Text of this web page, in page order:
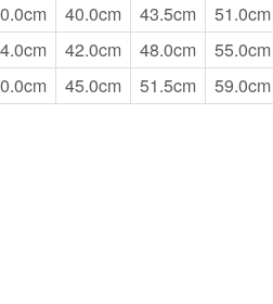
40.0cm 43.5cm 51.0cm
42.0cm 48.0cm 55.0cm
45.0cm 51.5cm 59.0cm